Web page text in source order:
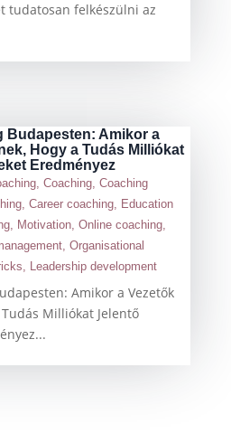
tudatosan felkészülni az
Budapesten: Amikor a
Hogy a Tudás Milliókat
Eredményez
, Coaching, Coaching
, Career coaching, Education
, Motivation, Online coaching,
, Organisational
, Leadership development
Amikor a Vezetők
Milliókat Jelentő